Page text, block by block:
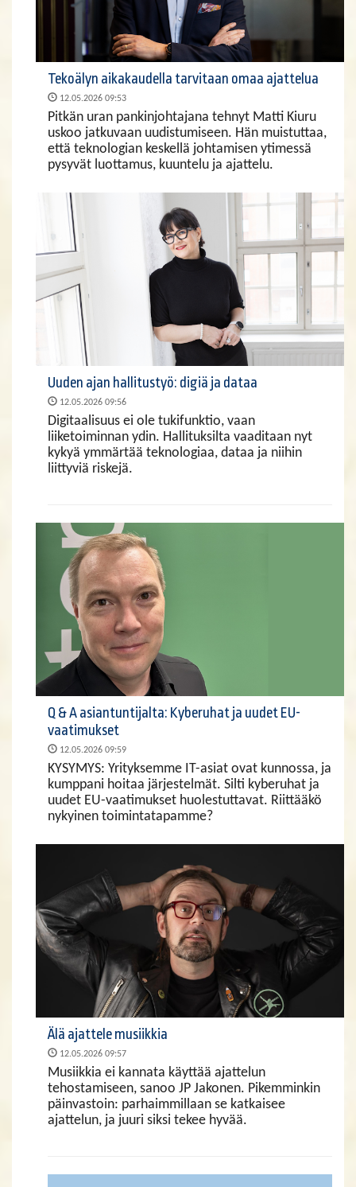
Tekoälyn aikakaudella tarvitaan omaa ajattelua
12.05.2026 09:53
Pitkän uran pankinjohtajana tehnyt Matti Kiuru
uskoo jatkuvaan uudistumiseen. Hän muistuttaa,
että teknologian keskellä johtamisen ytimessä
pysyvät luottamus, kuuntelu ja ajattelu.
Uuden ajan hallitustyö: digiä ja dataa
12.05.2026 09:56
Digitaalisuus ei ole tukifunktio, vaan
liiketoiminnan ydin. Hallituksilta vaaditaan nyt
kykyä ymmärtää teknologiaa, dataa ja niihin
liittyviä riskejä.
Q & A asiantuntijalta: Kyberuhat ja uudet EU-
vaatimukset
12.05.2026 09:59
KYSYMYS: Yrityksemme IT-asiat ovat kunnossa, ja
kumppani hoitaa järjestelmät. Silti kyberuhat ja
uudet EU-vaatimukset huolestuttavat. Riittääkö
nykyinen toimintatapamme?
Älä ajattele musiikkia
12.05.2026 09:57
Musiikkia ei kannata käyttää ajattelun
tehostamiseen, sanoo JP Jakonen. Pikemminkin
päinvastoin: parhaimmillaan se katkaisee
ajattelun, ja juuri siksi tekee hyvää.